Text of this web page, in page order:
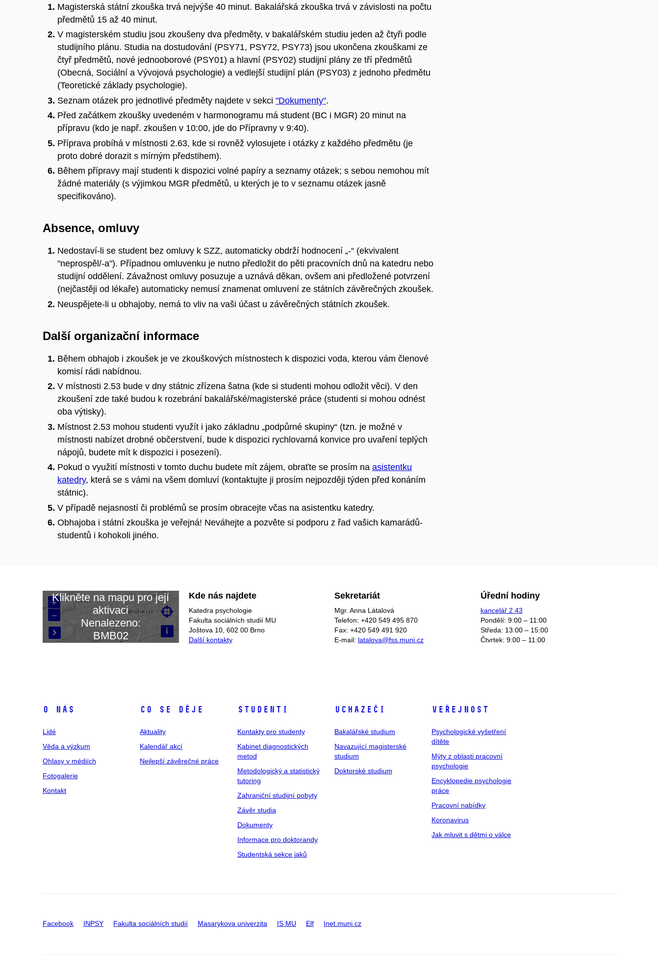
Magisterská státní zkouška trvá nejvýše 40 minut. Bakalářská zkouška trvá v závislosti na počtu
předmětů 15 až 40 minut.
V magisterském studiu jsou zkoušeny dva předměty, v bakalářském studiu jeden až čtyři podle
studijního plánu. Studia na dostudování (PSY71, PSY72, PSY73) jsou ukončena zkouškami ze
čtyř předmětů, nové jednooborové (PSY01) a hlavní (PSY02) studijní plány ze tří předmětů
(Obecná, Sociální a Vývojová psychologie) a vedlejší studijní plán (PSY03) z jednoho předmětu
(Teoretické základy psychologie).
Seznam otázek pro jednotlivé předměty najdete v sekci "Dokumenty".
Před začátkem zkoušky uvedeném v harmonogramu má student (BC i MGR) 20 minut na
přípravu (kdo je např. zkoušen v 10:00, jde do Přípravny v 9:40).
Příprava probíhá v místnosti 2.63, kde si rovněž vylosujete i otázky z každého předmětu (je
proto dobré dorazit s mírným předstihem).
Během přípravy mají studenti k dispozici volné papíry a seznamy otázek; s sebou nemohou mít
žádné materiály (s výjimkou MGR předmětů, u kterých je to v seznamu otázek jasně
specifikováno).
Absence, omluvy
Nedostaví-li se student bez omluvy k SZZ, automaticky obdrží hodnocení „-“ (ekvivalent
"neprospěl/-a"). Případnou omluvenku je nutno předložit do pěti pracovních dnů na katedru nebo
studijní oddělení. Závažnost omluvy posuzuje a uznává děkan​, ovšem ani předložené potvrzení
(nejčastěji od lékaře) automaticky nemusí znamenat omluvení ze státních závěrečných zkoušek.
Neuspějete-li u obhajoby, nemá to vliv na vaši účast u závěrečných státních zkoušek.
Další organizační informace
Během obhajob i zkoušek je ve zkouškových místnostech k dispozici voda, kterou vám členové
komisí rádi nabídnou.
V místnosti 2.53 bude v dny státnic zřízena šatna (kde si studenti mohou odložit věci). V den
zkoušení zde také budou k rozebrání bakalářské/magisterské práce (studenti si mohou odnést
oba výtisky).
Místnost 2.53 mohou studenti využít i jako základnu „podpůrné skupiny“ (tzn. je možné v
místnosti nabízet drobné občerstvení, bude k dispozici rychlovarná konvice pro uvaření teplých
nápojů, budete mít k dispozici i posezení).
Pokud o využití místnosti v tomto duchu budete mít zájem, obraťte se prosím na asistentku
katedry, která se s vámi na všem domluví (kontaktujte ji prosím nejpozději týden před konáním
státnic).
V případě nejasností či problémů se prosím obracejte včas na asistentku katedry.
Obhajoba i státní zkouška je veřejná! Neváhejte a pozvěte si podporu z řad vašich kamarádů-
studentů i kohokoli jiného.
Načítám mapu…
+
–
i


Klikněte na mapu pro její
aktivaci
Nenalezeno:
BMB02
Kde nás najdete
Katedra psychologie
Fakulta sociálních studií MU
Joštova 10, 602 00 Brno
Další kontakty
Sekretariát
Mgr. Anna Látalová
Telefon: +420 549 495 870
Fax: +420 549 491 920
E-mail: latalova@fss.muni.cz
Úřední hodiny
kancelář 2.43
Pondělí: 9:00 – 11:00
Středa: 13:00 – 15:00
Čtvrtek: 9:00 – 11:00
O nás
Lidé
Věda a výzkum
Ohlasy v médiích
Fotogalerie
Kontakt
Co se děje
Aktuality
Kalendář akcí
Nejlepší závěrečné práce
Studenti
Kontakty pro studenty
Kabinet diagnostických
metod
Metodologický a statistický
tutoring
Zahraniční studijní pobyty
Závěr studia
Dokumenty
Informace pro doktorandy
Studentská sekce jaků
Uchazeči
Bakalářské studium
Navazující magisterské
studium
Doktorské studium
Veřejnost
Psychologické vyšetření
dítěte
Mýty z oblasti pracovní
psychologie
Encyklopedie psychologie
práce
Pracovní nabídky
Koronavirus
Jak mluvit s dětmi o válce
Facebook INPSY Fakulta sociálních studií Masarykova univerzita IS MU Elf Inet.muni.cz